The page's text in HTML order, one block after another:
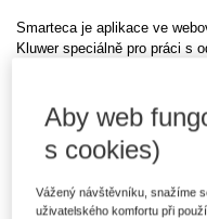
Smarteca je aplikace ve
Kluwer speciálně pro práci s
možnost vkládat do textu e-
zvýrazňovat a zároveň
zařízeními, na kterých
telefon). Více informací o
2) Jako soubory do
Aby web
s cookies)
Vážený návštěvníku, snažíme
uživatelského komfortu při